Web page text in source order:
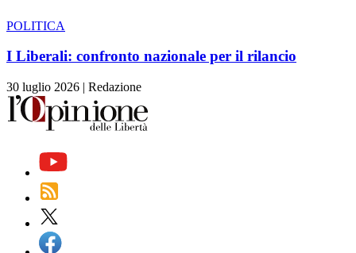
POLITICA
I Liberali: confronto nazionale per il rilancio
30 luglio 2026 | Redazione